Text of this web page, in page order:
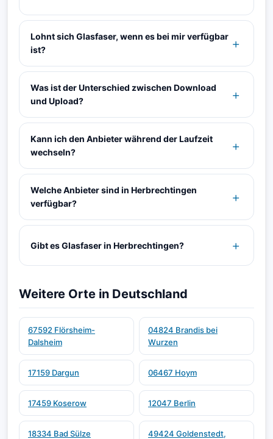
Lohnt sich Glasfaser, wenn es bei mir verfügbar
ist?
Was ist der Unterschied zwischen Download
und Upload?
Kann ich den Anbieter während der Laufzeit
wechseln?
Welche Anbieter sind in Herbrechtingen
verfügbar?
Gibt es Glasfaser in Herbrechtingen?
Weitere Orte in Deutschland
67592 Flörsheim-
Dalsheim
04824 Brandis bei
Wurzen
17159 Dargun 06467 Hoym
17459 Koserow 12047 Berlin
18334 Bad Sülze
49424 Goldenstedt,